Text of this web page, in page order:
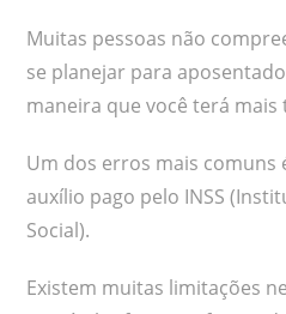
Muitas pessoas não
se planejar para
maneira que você terá
Um dos erros mais comuns
auxílio pago pelo INSS
Social).
Existem muitas limitações